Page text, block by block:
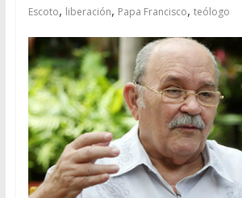
Escoto, liberación, Papa Francisco, teólogo